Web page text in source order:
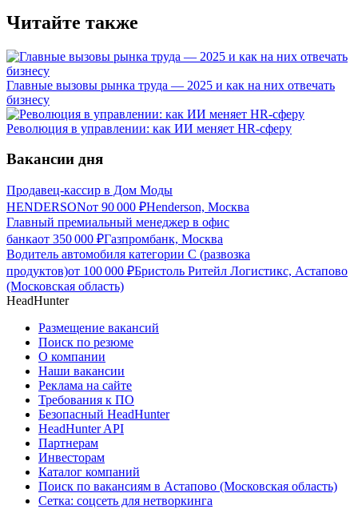
Читайте также
Главные вызовы рынка труда — 2025 и как на них отвечать
бизнесу
Революция в управлении: как ИИ меняет HR-сферу
Вакансии дня
Продавец-кассир в Дом Моды
HENDERSONот 90 000 ₽Henderson, Москва
Главный премиальный менеджер в офис
банкаот 350 000 ₽Газпромбанк, Москва
Водитель автомобиля категории C (развозка
продуктов)от 100 000 ₽Бристоль Ритейл Логистикс, Астапово
(Московская область)
HeadHunter
Размещение вакансий
Поиск по резюме
О компании
Наши вакансии
Реклама на сайте
Требования к ПО
Безопасный HeadHunter
HeadHunter API
Партнерам
Инвесторам
Каталог компаний
Поиск по вакансиям в Астапово (Московская область)
Сетка: соцсеть для нетворкинга